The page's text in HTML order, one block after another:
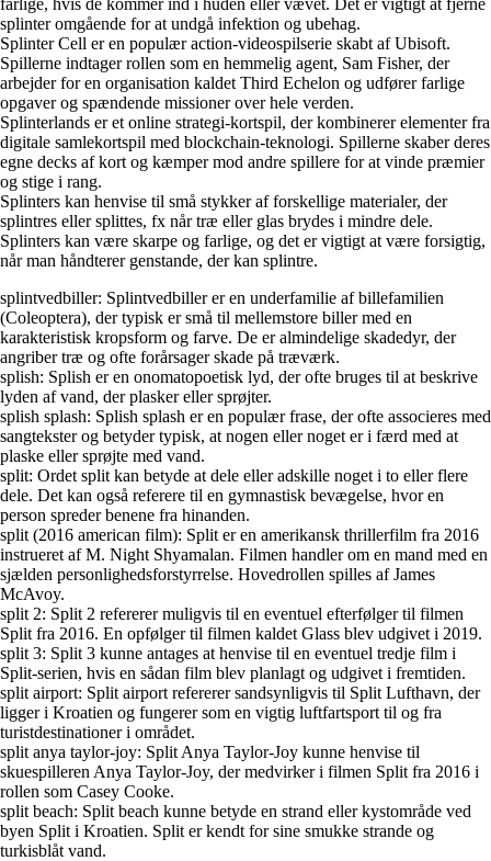
splinter omgående for at undgå infektion og ubehag.
Splinter Cell er en populær action-videospilserie skabt af Ubisoft.
Spillerne indtager rollen som en hemmelig agent, Sam Fisher, der
arbejder for en organisation kaldet Third Echelon og udfører farlige
opgaver og spændende missioner over hele verden.
Splinterlands er et online strategi-kortspil, der kombinerer elementer fra
digitale samlekortspil med blockchain-teknologi. Spillerne skaber deres
egne decks af kort og kæmper mod andre spillere for at vinde præmier
og stige i rang.
Splinters kan henvise til små stykker af forskellige materialer, der
splintres eller splittes, fx når træ eller glas brydes i mindre dele.
Splinters kan være skarpe og farlige, og det er vigtigt at være forsigtig,
når man håndterer genstande, der kan splintre.
splintvedbiller: Splintvedbiller er en underfamilie af billefamilien
(Coleoptera), der typisk er små til mellemstore biller med en
karakteristisk kropsform og farve. De er almindelige skadedyr, der
angriber træ og ofte forårsager skade på træværk.
splish: Splish er en onomatopoetisk lyd, der ofte bruges til at beskrive
lyden af vand, der plasker eller sprøjter.
splish splash: Splish splash er en populær frase, der ofte associeres med
sangtekster og betyder typisk, at nogen eller noget er i færd med at
plaske eller sprøjte med vand.
split: Ordet split kan betyde at dele eller adskille noget i to eller flere
dele. Det kan også referere til en gymnastisk bevægelse, hvor en
person spreder benene fra hinanden.
split (2016 american film): Split er en amerikansk thrillerfilm fra 2016
instrueret af M. Night Shyamalan. Filmen handler om en mand med en
sjælden personlighedsforstyrrelse. Hovedrollen spilles af James
McAvoy.
split 2: Split 2 refererer muligvis til en eventuel efterfølger til filmen
Split fra 2016. En opfølger til filmen kaldet Glass blev udgivet i 2019.
split 3: Split 3 kunne antages at henvise til en eventuel tredje film i
Split-serien, hvis en sådan film blev planlagt og udgivet i fremtiden.
split airport: Split airport refererer sandsynligvis til Split Lufthavn, der
ligger i Kroatien og fungerer som en vigtig luftfartsport til og fra
turistdestinationer i området.
split anya taylor-joy: Split Anya Taylor-Joy kunne henvise til
skuespilleren Anya Taylor-Joy, der medvirker i filmen Split fra 2016 i
rollen som Casey Cooke.
split beach: Split beach kunne betyde en strand eller kystområde ved
byen Split i Kroatien. Split er kendt for sine smukke strande og
turkisblåt vand.